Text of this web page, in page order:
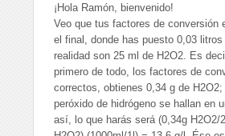
¡Hola Ramón, bienvenido!
Veo que tus factores de conversión
el final, donde has puesto 0,03
realidad son 25 ml de H2O2. Es
primero de todo, los factores de
correctos, obtienes 0,34 g de
peróxido de hidrógeno se hallan en
así, lo que harás será (0,34g H2O2/